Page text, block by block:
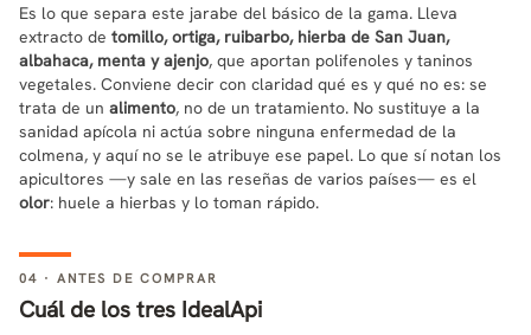
Es lo que separa este jarabe del básico de la gama. Lleva
extracto de tomillo, ortiga, ruibarbo, hierba de San Juan,
albahaca, menta y ajenjo, que aportan polifenoles y taninos
vegetales. Conviene decir con claridad qué es y qué no es: se
trata de un alimento, no de un tratamiento. No sustituye a la
sanidad apícola ni actúa sobre ninguna enfermedad de la
colmena, y aquí no se le atribuye ese papel. Lo que sí notan los
apicultores —y sale en las reseñas de varios países— es el
olor: huele a hierbas y lo toman rápido.
04 · ANTES DE COMPRAR
Cuál de los tres IdealApi